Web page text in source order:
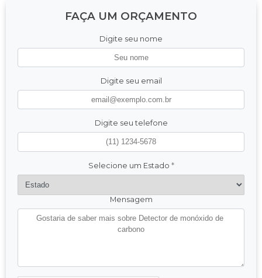
FAÇA UM ORÇAMENTO
Digite seu nome
Digite seu email
Digite seu telefone
Selecione um Estado *
Mensagem